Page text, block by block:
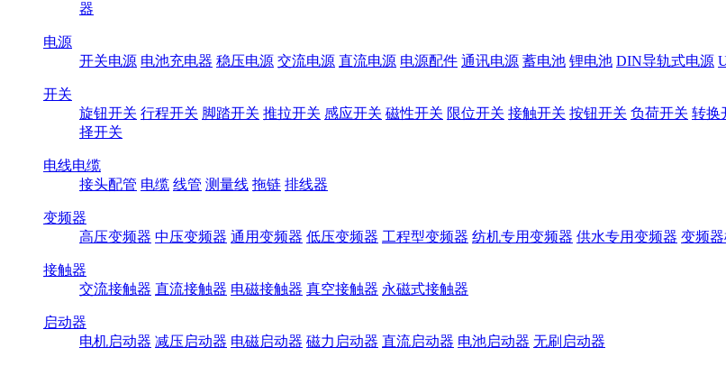
器
电源
开关电源 电池充电器 稳压电源 交流电源 直流电源 电源配件 通讯电源 蓄电池 锂电池 DIN导轨式电源
开关
旋钮开关 行程开关 脚踏开关 推拉开关 感应开关 磁性开关 限位开关 接触开关 按钮开关 负荷开关 转换
择开关
电线电缆
接头配管 电缆 线管 测量线 拖链 排线器
变频器
高压变频器 中压变频器 通用变频器 低压变频器 工程型变频器 纺机专用变频器 供水专用变频器 变频
接触器
交流接触器 直流接触器 电磁接触器 真空接触器 永磁式接触器
启动器
电机启动器 减压启动器 电磁启动器 磁力启动器 直流启动器 电池启动器 无刷启动器